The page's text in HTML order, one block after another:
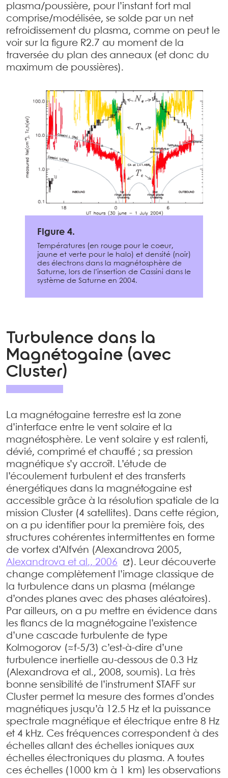
plasma/poussière, pour l’instant fort mal
comprise/modélisée, se solde par un net
refroidissement du plasma, comme on peut le
voir sur la figure R2.7 au moment de la
traversée du plan des anneaux (et donc du
maximum de poussières).
Figure 4.
Températures (en rouge pour le coeur,
jaune et verte pour le halo) et densité (noir)
des électrons dans la magnétosphère de
Saturne, lors de l’insertion de Cassini dans le
système de Saturne en 2004.
Turbulence dans la
Magnétogaine (avec
Cluster)
La magnétogaine terrestre est la zone
d’interface entre le vent solaire et la
magnétosphère. Le vent solaire y est ralenti,
dévié, comprimé et chauffé ; sa pression
magnétique s’y accroît. L’étude de
l’écoulement turbulent et des transferts
énergétiques dans la magnétogaine est
accessible grâce à la résolution spatiale de la
mission Cluster (4 satellites). Dans cette région,
on a pu identifier pour la première fois, des
structures cohérentes intermittentes en forme
de vortex d’Alfvén (Alexandrova 2005,
Alexandrova et al., 2006
). Leur découverte
change complètement l’image classique de
la turbulence dans un plasma (mélange
d’ondes planes avec des phases aléatoires).
Par ailleurs, on a pu mettre en évidence dans
les flancs de la magnétogaine l’existence
d’une cascade turbulente de type
Kolmogorov (≈f-5/3) c’est-à-dire d’une
turbulence inertielle au-dessous de 0.3 Hz
(Alexandrova et al., 2008, soumis). La très
bonne sensibilité de l’instrument STAFF sur
Cluster permet la mesure des formes d’ondes
magnétiques jusqu’à 12.5 Hz et la puissance
spectrale magnétique et électrique entre 8 Hz
et 4 kHz. Ces fréquences correspondent à des
échelles allant des échelles ioniques aux
échelles électroniques du plasma. A toutes
ces échelles (1000 km à 1 km) les observations